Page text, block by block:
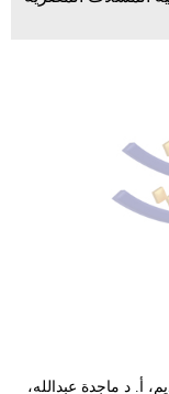
أ. د ماجدة عبدالله،